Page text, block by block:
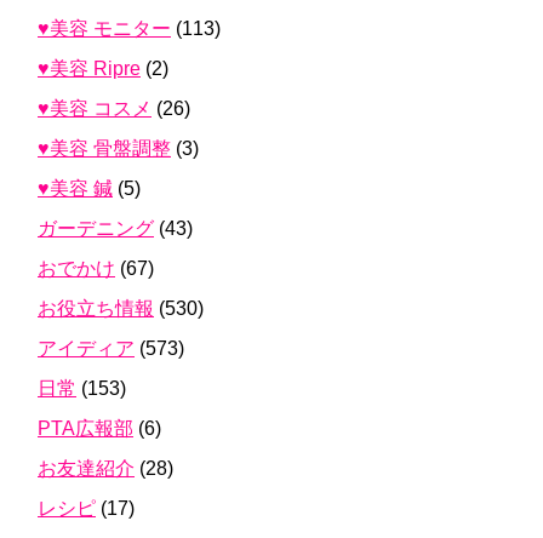
♥美容 モニター (113)
♥美容 Ripre (2)
♥美容 コスメ (26)
♥美容 骨盤調整 (3)
♥美容 鍼 (5)
ガーデニング (43)
おでかけ (67)
お役立ち情報 (530)
アイディア (573)
日常 (153)
PTA広報部 (6)
お友達紹介 (28)
レシピ (17)